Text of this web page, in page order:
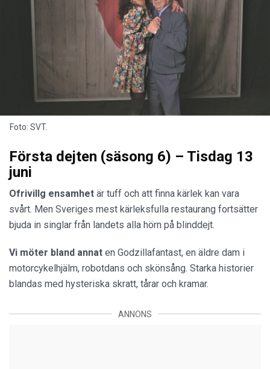
Foto: SVT.
Första dejten (säsong 6) – Tisdag 13
juni
Ofrivillg ensamhet är tuff och att finna kärlek kan vara
svårt. Men Sveriges mest kärleksfulla restaurang fortsätter
bjuda in singlar från landets alla hörn på blinddejt.
Vi möter bland annat en Godzillafantast, en äldre dam i
motorcykelhjälm, robotdans och skönsång. Starka historier
blandas med hysteriska skratt, tårar och kramar.
ANNONS